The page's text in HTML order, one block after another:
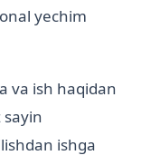
yechim
va ish haqidan
ishga